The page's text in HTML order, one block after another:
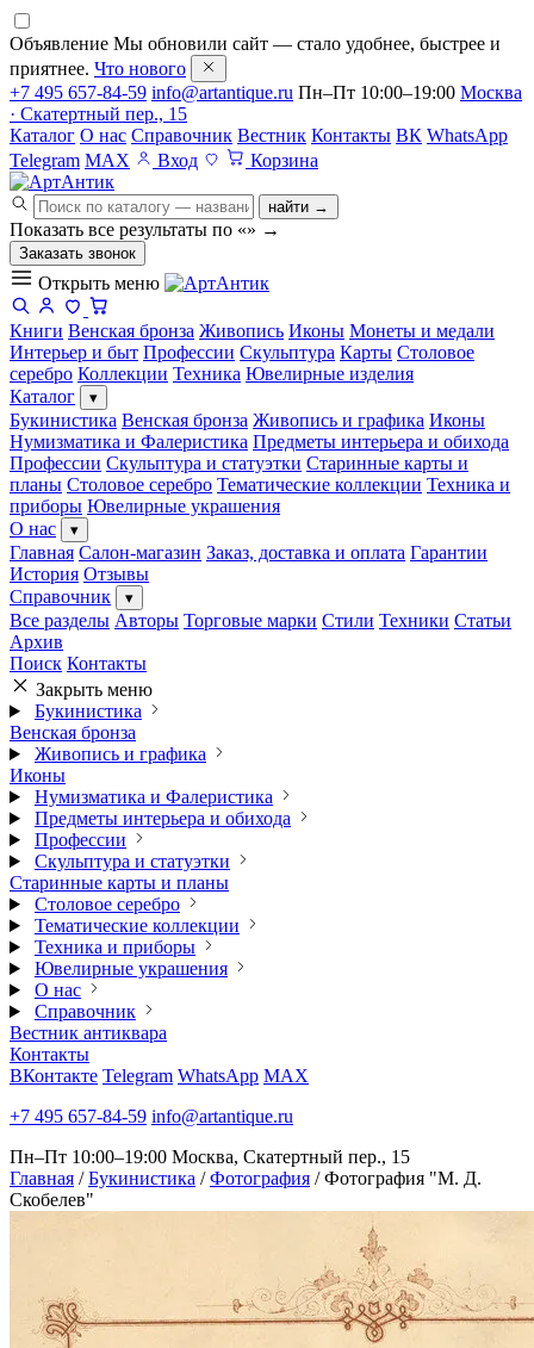
Объявление Мы обновили сайт — стало удобнее, быстрее и
приятнее. Что нового
+7 495 657-84-59 info@artantique.ru Пн–Пт 10:00–19:00 Москва
· Скатертный пер., 15
Каталог О нас Справочник Вестник Контакты ВК WhatsApp
Telegram MAX Вход Корзина
найти →
Показать все результаты по «» →
Заказать звонок
Открыть меню
Книги Венская бронза Живопись Иконы Монеты и медали
Интерьер и быт Профессии Скульптура Карты Столовое
серебро Коллекции Техника Ювелирные изделия
Каталог
▾
Букинистика Венская бронза Живопись и графика Иконы
Нумизматика и Фалеристика Предметы интерьера и обихода
Профессии Скульптура и статуэтки Старинные карты и
планы Столовое серебро Тематические коллекции Техника и
приборы Ювелирные украшения
О нас
▾
Главная Салон-магазин Заказ, доставка и оплата Гарантии
История Отзывы
Справочник
▾
Все разделы Авторы Торговые марки Стили Техники Статьи
Архив
Поиск Контакты
Закрыть меню
Букинистика
Венская бронза
Живопись и графика
Иконы
Нумизматика и Фалеристика
Предметы интерьера и обихода
Профессии
Скульптура и статуэтки
Старинные карты и планы
Столовое серебро
Тематические коллекции
Техника и приборы
Ювелирные украшения
О нас
Справочник
Вестник антиквара
Контакты
ВКонтакте Telegram WhatsApp MAX
+7 495 657-84-59 info@artantique.ru
Пн–Пт 10:00–19:00 Москва, Скатертный пер., 15
Главная / Букинистика / Фотография / Фотография "М. Д.
Скобелев"